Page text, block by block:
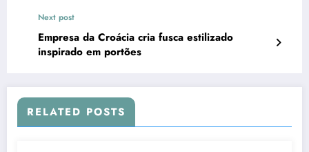
Next post
Empresa da Croácia cria fusca estilizado
inspirado em portões
RELATED POSTS